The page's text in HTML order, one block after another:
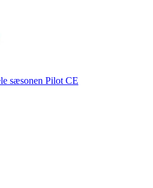
sæsonen Pilot CE